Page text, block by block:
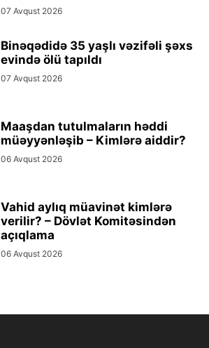
07 Avqust 2026
Binəqədidə 35 yaşlı vəzifəli şəxs
evində ölü tapıldı
07 Avqust 2026
Maaşdan tutulmaların həddi
müəyyənləşib – Kimlərə aiddir?
06 Avqust 2026
Vahid aylıq müavinət kimlərə
verilir? – Dövlət Komitəsindən
açıqlama
06 Avqust 2026